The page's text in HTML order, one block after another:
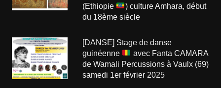
(Ethiopie
) culture Amhara, début
du 18ème siècle
[DANSE] Stage de danse
guinéenne
avec Fanta CAMARA
de Wamali Percussions à Vaulx (69)
samedi 1er février 2025